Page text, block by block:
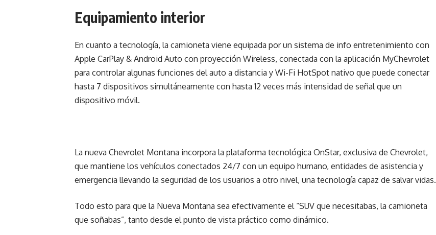
Equipamiento interior
En cuanto a tecnología, la camioneta viene equipada por un sistema de info entretenimiento con
Apple CarPlay & Android Auto con proyección Wireless, conectada con la aplicación MyChevrolet
para controlar algunas funciones del auto a distancia y Wi-Fi HotSpot nativo que puede conectar
hasta 7 dispositivos simultáneamente con hasta 12 veces más intensidad de señal que un
dispositivo móvil.
La nueva Chevrolet Montana incorpora la plataforma tecnológica OnStar, exclusiva de Chevrolet,
que mantiene los vehículos conectados 24/7 con un equipo humano, entidades de asistencia y
emergencia llevando la seguridad de los usuarios a otro nivel, una tecnología capaz de salvar vidas.
Todo esto para que la Nueva Montana sea efectivamente el “SUV que necesitabas, la camioneta
que soñabas”, tanto desde el punto de vista práctico como dinámico.